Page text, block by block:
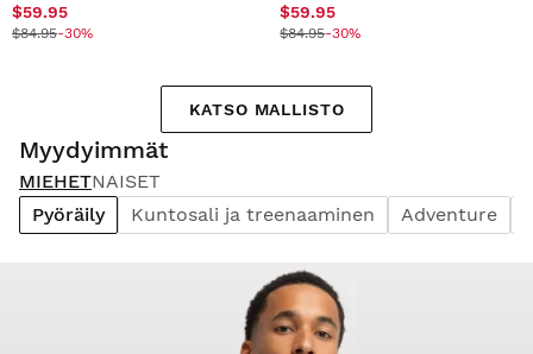
$59.95
$84.95-30%
$59.95
$84.95-30%
KATSO MALLISTO
Myydyimmät
MIEHETNAISET
Pyöräily
Kuntosali ja treenaaminen Adventure